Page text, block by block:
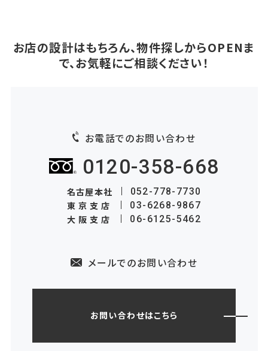
お店の設計はもちろん、物件探しからOPENま
で、お気軽にご相談ください！
お電話でのお問い合わせ
0120-358-668
名古屋本社 052-778-7730
東京支店 03-6268-9867
大阪支店 06-6125-5462
メールでのお問い合わせ
お問い合わせはこちら